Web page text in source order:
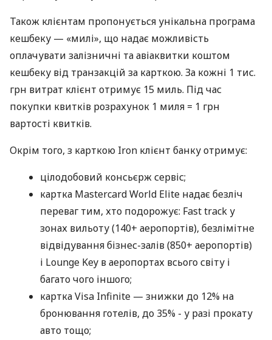
Також клієнтам пропонується унікальна програма
кешбеку — «милі», що надає можливість
оплачувати залізничні та авіаквитки коштом
кешбеку від транзакцій за карткою. За кожні 1 тис.
грн витрат клієнт отримує 15 миль. Під час
покупки квитків розрахунок 1 миля = 1 грн
вартості квитків.
Окрім того, з карткою Iron клієнт банку отримує:
цілодобовий консьєрж сервіс;
картка Mastercard World Elite надає безліч
переваг тим, хто подорожує: Fast track у
зонах вильоту (140+ аеропортів), безлімітне
відвідування бізнес-залів (850+ аеропортів)
і Lounge Key в аеропортах всього світу і
багато чого іншого;
картка Visa Infinite — знижки до 12% на
бронювання готелів, до 35% - у разі прокату
авто тощо;